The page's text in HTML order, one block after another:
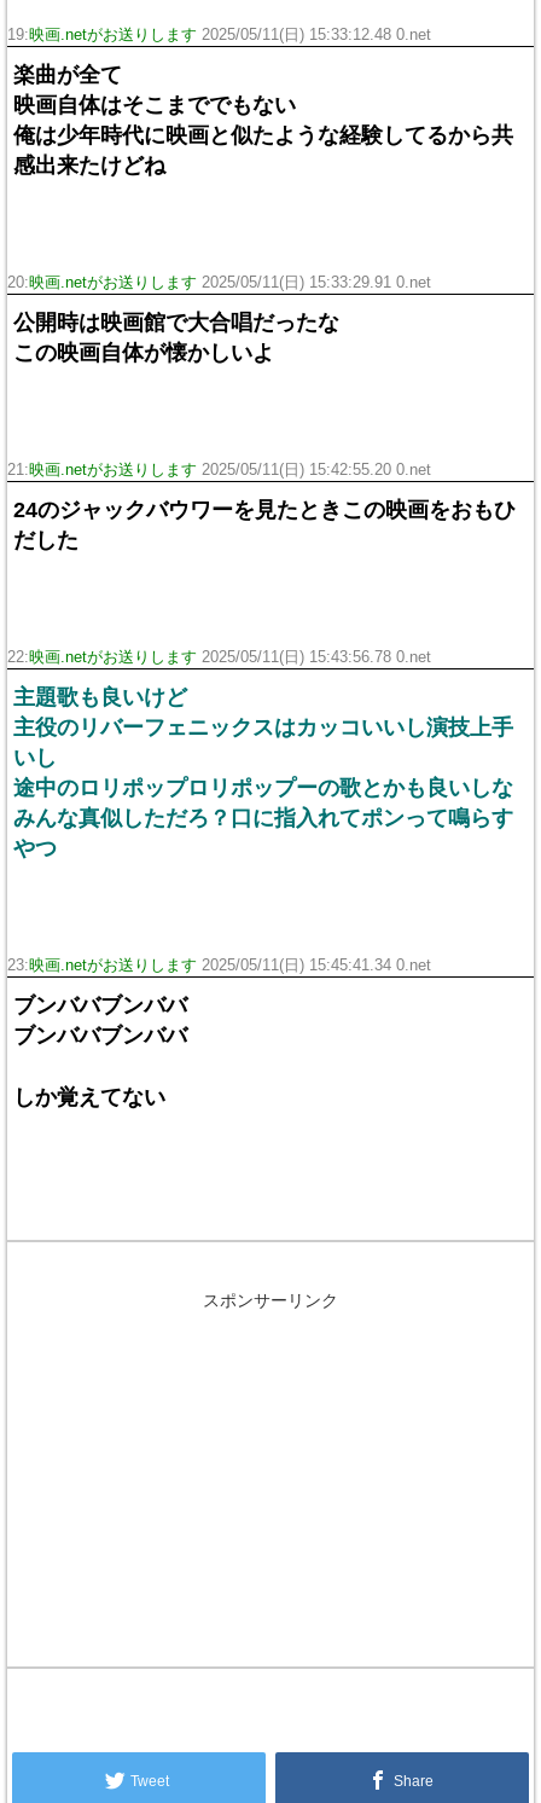
19:映画.netがお送りします 2025/05/11(日) 15:33:12.48 0.net
楽曲が全て
映画自体はそこまででもない
俺は少年時代に映画と似たような経験してるから共
感出来たけどね
20:映画.netがお送りします 2025/05/11(日) 15:33:29.91 0.net
公開時は映画館で大合唱だったな
この映画自体が懐かしいよ
21:映画.netがお送りします 2025/05/11(日) 15:42:55.20 0.net
24のジャックバウワーを見たときこの映画をおもひ
だした
22:映画.netがお送りします 2025/05/11(日) 15:43:56.78 0.net
主題歌も良いけど
主役のリバーフェニックスはカッコいいし演技上手
いし
途中のロリポップロリポップーの歌とかも良いしな
みんな真似しただろ？口に指入れてポンって鳴らす
やつ
23:映画.netがお送りします 2025/05/11(日) 15:45:41.34 0.net
ブンババブンババ
ブンババブンババ
しか覚えてない
スポンサーリンク
Tweet Share